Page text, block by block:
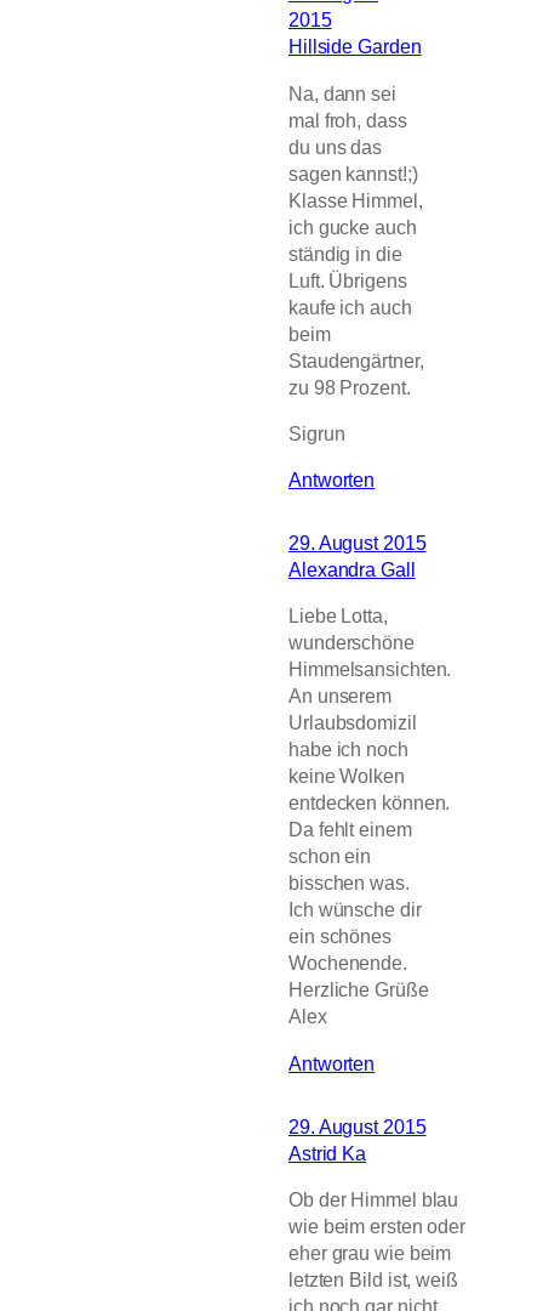
2015
Hillside Garden
Na, dann sei
mal froh, dass
du uns das
sagen kannst!;)
Klasse Himmel,
ich gucke auch
ständig in die
Luft. Übrigens
kaufe ich auch
beim
Staudengärtner,
zu 98 Prozent.
Sigrun
Antworten
29. August 2015
Alexandra Gall
Liebe Lotta,
wunderschöne
Himmelsansichten.
An unserem
Urlaubsdomizil
habe ich noch
keine Wolken
entdecken können.
Da fehlt einem
schon ein
bisschen was.
Ich wünsche dir
ein schönes
Wochenende.
Herzliche Grüße
Alex
Antworten
29. August 2015
Astrid Ka
Ob der Himmel blau
wie beim ersten oder
eher grau wie beim
letzten Bild ist, weiß
ich noch gar nicht,